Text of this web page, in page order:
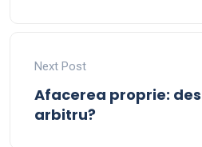
Next Post
Afacerea proprie:
arbitru?